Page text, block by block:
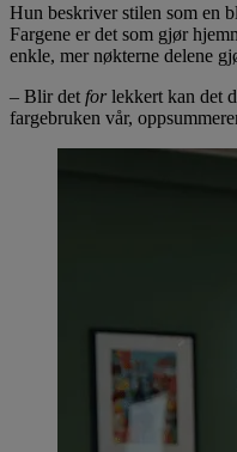
Hun beskriver stilen som en
Fargene er det som gjør
enkle, mer nøkterne delene
– Blir det forlekkert kan det
fargebruken vår,